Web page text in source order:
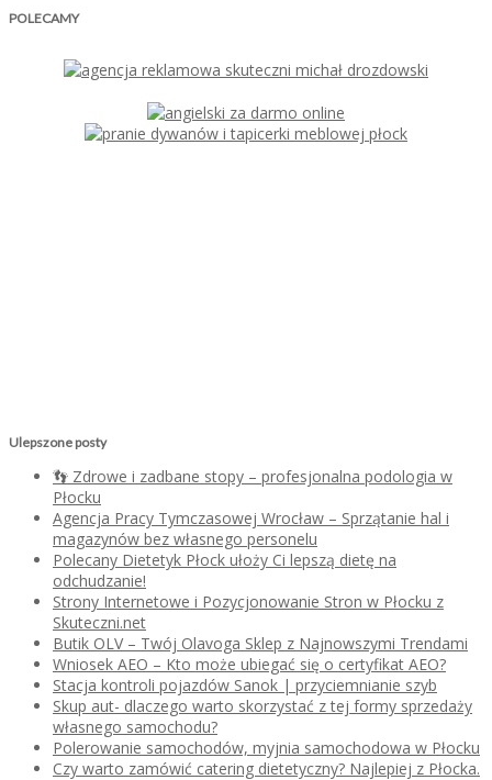
POLECAMY
Ulepszone posty
👣 Zdrowe i zadbane stopy – profesjonalna podologia w
Płocku
Agencja Pracy Tymczasowej Wrocław – Sprzątanie hal i
magazynów bez własnego personelu
Polecany Dietetyk Płock ułoży Ci lepszą dietę na
odchudzanie!
Strony Internetowe i Pozycjonowanie Stron w Płocku z
Skuteczni.net
Butik OLV – Twój Olavoga Sklep z Najnowszymi Trendami
Wniosek AEO – Kto może ubiegać się o certyfikat AEO?
Stacja kontroli pojazdów Sanok | przyciemnianie szyb
Skup aut- dlaczego warto skorzystać z tej formy sprzedaży
własnego samochodu?
Polerowanie samochodów, myjnia samochodowa w Płocku
Czy warto zamówić catering dietetyczny? Najlepiej z Płocka.